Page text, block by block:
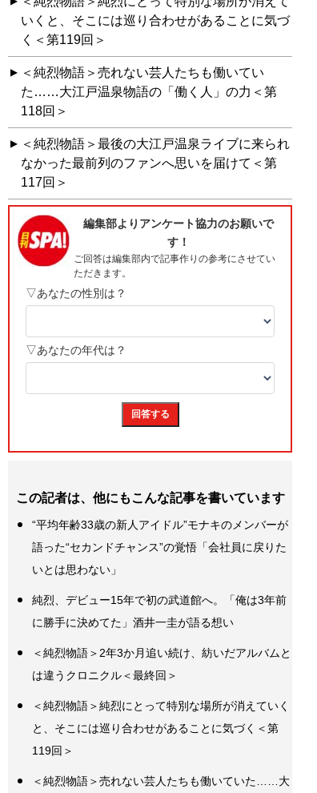
いくと、そこには巡り合わせがあることに気づ
く＜第119回＞
＜純烈物語＞売れない芸人たちも働いてい
た……大江戸温泉物語の「働く人」の力＜第
118回＞
＜純烈物語＞最後の大江戸温泉ライブに来られ
なかった最前列のファンへ思いを届けて＜第
117回＞
この記者は、他にもこんな記事を書いています
“平均年齢33歳の新人アイドル”モナキのメンバーが
語った“セカンドチャンス”の覚悟「会社員に戻りた
いとは思わない」
純烈、デビュー15年で初の武道館へ。「俺は3年前
に勝手に決めてた」酒井一圭が語る想い
＜純烈物語＞2年3か月追い続け、紡いだアルバムと
は違うクロニクル＜最終回＞
＜純烈物語＞純烈にとって特別な場所が消えていく
と、そこには巡り合わせがあることに気づく＜第
119回＞
＜純烈物語＞売れない芸人たちも働いていた……大